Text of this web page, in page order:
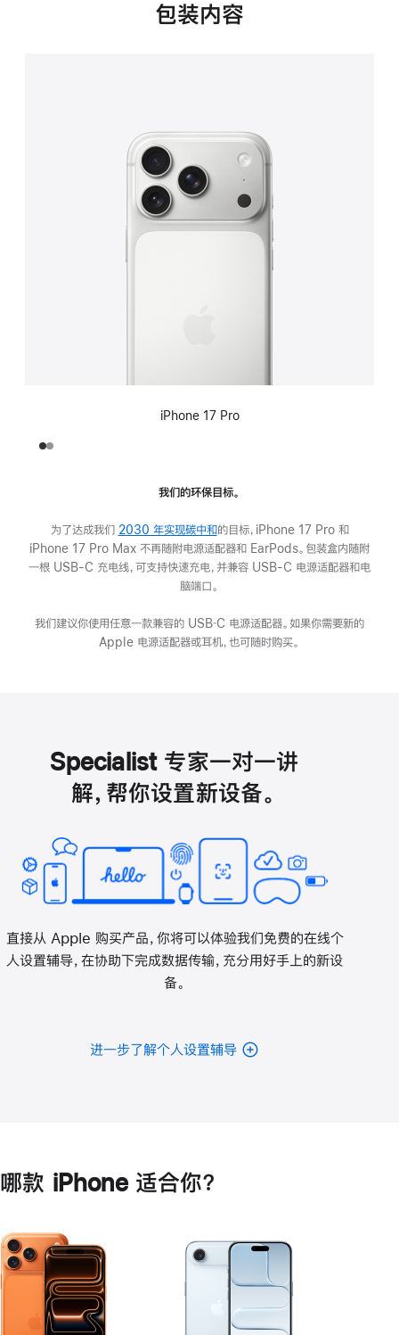
包装内容
iPhone 17 Pro
我们的环保目标。
为了达成我们 2030 年实现碳中和(在
新
窗
打
开)
的目标，iPhone 17 Pro 和
iPhone 17 Pro Max 不再随附电源适配器和 EarPods。包装盒内随附
一根 USB-C 充电线，可支持快速充电，并兼容 USB-C 电源适配器和电
脑端口。
我们建议你使用任意一款兼容的 USB‑C 电源适配器。如果你需要新的
Apple 电源适配器或耳机，也可随时购买。
Specialist 专家一对一讲
解，帮你设置新设备。
直接从 Apple 购买产品，你将可以体验我们免费的在线个
人设置辅导，在协助下完成数据传输，充分用好手上的新设
备。
进一步了解个人设置辅导
哪款 iPhone 适合你？